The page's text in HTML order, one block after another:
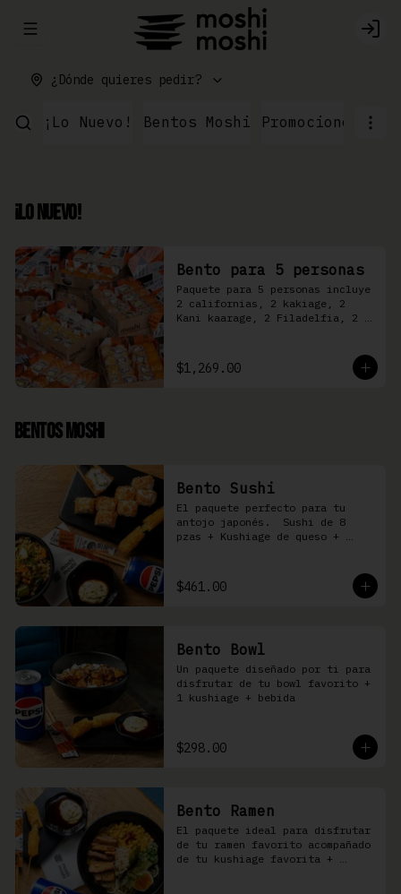
Abrir menu de navegación
¿Dónde quieres pedir?
¡Lo Nuevo! Bentos Moshi Promociones
¡Lo Nuevo!
Bento para 5 personas
Paquete para 5 personas incluye
2 californias, 2 kakiage, 2
Kani kaarage, 2 Filadelfia, 2
$1,269.00
Bentos Moshi
Bento Sushi
El paquete perfecto para tu
antojo japonés.  Sushi de 8
pzas + Kushiage de queso +
$461.00
Bento Bowl
Un paquete diseñado por ti para
disfrutar de tu bowl favorito +
1 kushiage + bebida
$298.00
Bento Ramen
El paquete ideal para disfrutar
de tu ramen favorito acompañado
de tu kushiage favorita +